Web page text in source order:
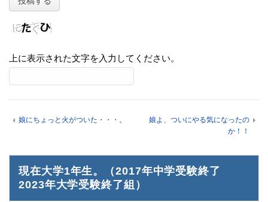
上に表示された文字を入力してください。
娘にちょっと火がついた・・・。
娘よ、ついにやる気になったの
か！！
現在大学1年生。（2017年中学受験終了
2023年大学受験終了組）